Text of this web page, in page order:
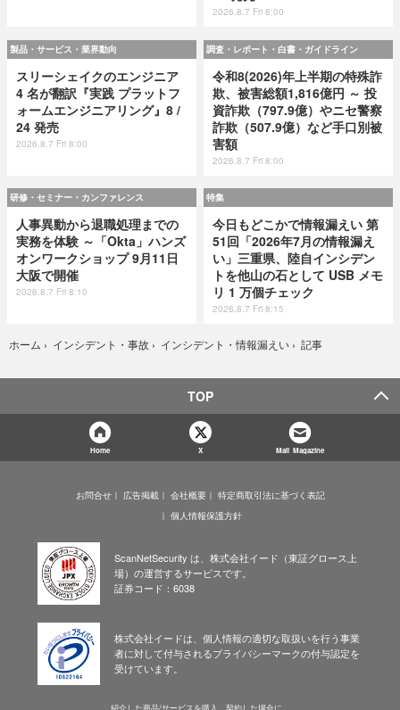
2026.8.7 Fri 8:00
製品・サービス・業界動向
スリーシェイクのエンジニア
4 名が翻訳『実践 プラットフ
ォームエンジニアリング』8 /
24 発売
2026.8.7 Fri 8:00
調査・レポート・白書・ガイドライン
令和8(2026)年上半期の特殊詐
欺、被害総額1,816億円 ～ 投
資詐欺（797.9億）やニセ警察
詐欺（507.9億）など手口別被
害額
2026.8.7 Fri 8:00
研修・セミナー・カンファレンス
人事異動から退職処理までの
実務を体験 ～「Okta」ハンズ
オンワークショップ 9月11日
大阪で開催
2026.8.7 Fri 8:10
特集
今日もどこかで情報漏えい 第
51回「2026年7月の情報漏え
い」三重県、陸自インシデン
トを他山の石として USB メモ
リ 1 万個チェック
2026.8.7 Fri 8:15
ホーム › インシデント・事故 › インシデント・情報漏えい › 記事
TOP
Home X Mail Magazine
お問合せ 広告掲載 会社概要
特定商取引法に基づく表記
個人情報保護方針
ScanNetSecurity は、株式会社イード（東証グロース上
場）の運営するサービスです。
証券コード：6038
株式会社イードは、個人情報の適切な取扱いを行う事業
者に対して付与されるプライバシーマークの付与認定を
受けています。
紹介した商品/サービスを購入、契約した場合に、